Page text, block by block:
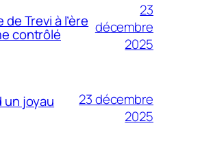
Trevi à l’ère
contrôlé
23
décembre
2025
un joyau
23 décembre
2025